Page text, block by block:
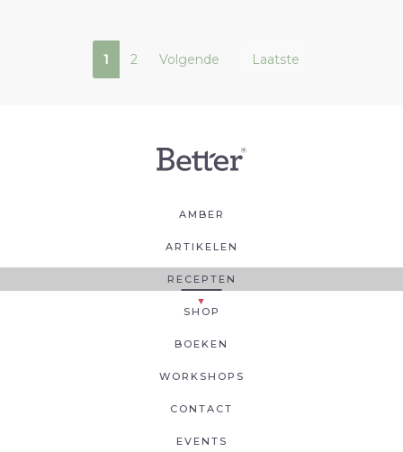
1 2 Volgende Laatste
AMBER
ARTIKELEN
RECEPTEN
SHOP
BOEKEN
WORKSHOPS
CONTACT
EVENTS